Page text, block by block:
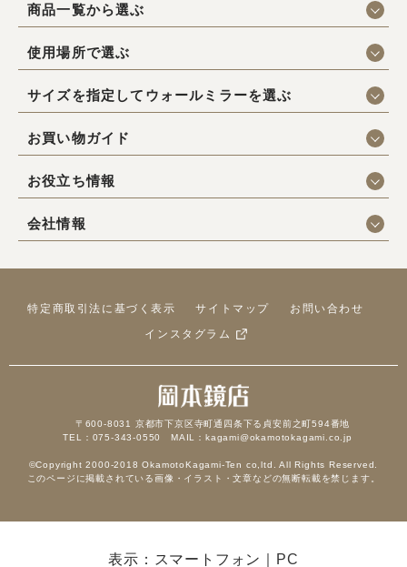
商品一覧から選ぶ
使用場所で選ぶ
サイズを指定してウォールミラーを選ぶ
お買い物ガイド
お役立ち情報
会社情報
特定商取引法に基づく表示 サイトマップ
お問い合わせ
インスタグラム
〒600-8031 京都市下京区寺町通四条下る貞安前之町594番地
TEL：075-343-0550 MAIL：kagami@okamotokagami.co.jp
©Copyright 2000-2018 OkamotoKagami-Ten co,ltd. All Rights Reserved.
このページに掲載されている画像・イラスト・文章などの無断転載を禁じます。
表示：スマートフォン｜ PC